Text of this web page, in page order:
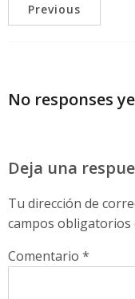
Previous
No responses
Deja una
Tu dirección de
campos obligatorios
Comentario *